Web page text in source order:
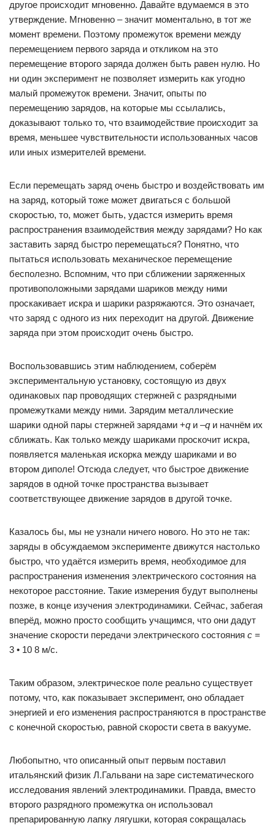
другое происходит мгновенно. Давайте вдумаемся в это
утверждение. Мгновенно – значит моментально, в тот же
момент времени. Поэтому промежуток времени между
перемещением первого заряда и откликом на это
перемещение второго заряда должен быть равен нулю. Но
ни один эксперимент не позволяет измерить как угодно
малый промежуток времени. Значит, опыты по
перемещению зарядов, на которые мы ссылались,
доказывают только то, что взаимодействие происходит за
время, меньшее чувствительности использованных часов
или иных измерителей времени.
Если перемещать заряд очень быстро и воздействовать им
на заряд, который тоже может двигаться с большой
скоростью, то, может быть, удастся измерить время
распространения взаимодействия между зарядами? Но как
заставить заряд быстро перемещаться? Понятно, что
пытаться использовать механическое перемещение
бесполезно. Вспомним, что при сближении заряженных
противоположными зарядами шариков между ними
проскакивает искра и шарики разряжаются. Это означает,
что заряд с одного из них переходит на другой. Движение
заряда при этом происходит очень быстро.
Воспользовавшись этим наблюдением, соберём
экспериментальную установку, состоящую из двух
одинаковых пар проводящих стержней с разрядными
промежутками между ними. Зарядим металлические
шарики одной пары стержней зарядами +q и –q и начнём их
сближать. Как только между шариками проскочит искра,
появляется маленькая искорка между шариками и во
втором диполе! Отсюда следует, что быстрое движение
зарядов в одной точке пространства вызывает
соответствующее движение зарядов в другой точке.
Казалось бы, мы не узнали ничего нового. Но это не так:
заряды в обсуждаемом эксперименте движутся настолько
быстро, что удаётся измерить время, необходимое для
распространения изменения электрического состояния на
некоторое расстояние. Такие измерения будут выполнены
позже, в конце изучения электродинамики. Сейчас, забегая
вперёд, можно просто сообщить учащимся, что они дадут
значение скорости передачи электрического состояния с =
3 • 10 8 м/с.
Таким образом, электрическое поле реально существует
потому, что, как показывает эксперимент, оно обладает
энергией и его изменения рас­пространяются в пространстве
с конечной скоростью, равной скорости света в вакууме.
Любопытно, что описанный опыт первым поставил
итальянский физик Л.Гальвани на заре систематического
исследования явлений электродинамики. Правда, вместо
второго разрядного промежутка он использовал
препарированную лапку лягушки, которая сокращалась